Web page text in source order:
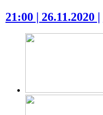
21:00 | 26.11.2020 |